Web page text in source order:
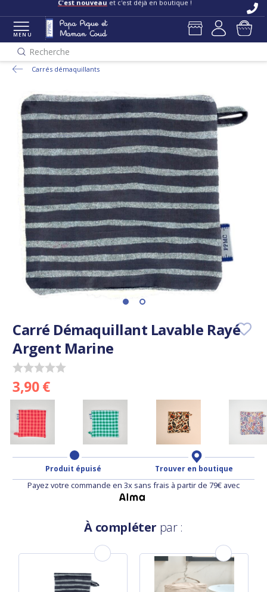
C'est nouveau et c'est déjà en boutique !
MENU
Recherche
Carrés démaquillants
Carré Démaquillant Lavable Rayé
Argent Marine
3,90 €
Produit épuisé Trouver en boutique
Payez votre commande en 3x sans frais à partir de 79€ avec
À compléter par :